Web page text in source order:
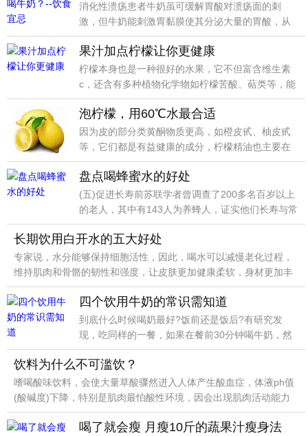
消化性溃疡患者牛奶虽可缓解胃酸对溃疡面的刺
激，但牛奶能刺激胃黏膜使其分泌大量的胃酸，从
而加重患者的病情。
果汁加点柠檬让你更健康
柠檬本身也是一种很好的水果，它不但富含维生素
c，还含有多种植物化学物如柠檬苦酸、萜类等，能
够最大程度地保护维生素c和提高免疫力，可以说是
所有鲜榨果汁的黄金搭档。
泡柠檬，用60℃水最合适
因为皮的部分类黄酮物质更高，如橙皮甙、柚皮甙
等，它们都是有益健康的成分，柠檬精油也主要在
皮里面，而切薄则有利于柠檬皮中的香气成分泡出
来。
盘点喝蜂蜜水的好处
(五)促进长寿前苏联学者曾调查了200多名百岁以上
的老人，其中有143人为养蜂人，证实他们长寿与常
吃蜂蜜有关。
长期饮用白开水的五大好处
专家说，水分能够保持细胞活性，因此，喝水可以减慢老化过程，
维持肌肉和骨骼的韧性和强度，让皮肤更加健康柔软，身材更加丰
满。
四个饮用牛奶的常识需知道
到底什么时候喝奶最好?饭前还是饭后?有研究发
现，吃同样的一餐，如果在餐前30分钟喝牛奶，然
后再吃饭，能有效降低餐后血糖反应。
饮料为什么不可滥饮？
嗜喝酸味饮料，会使大量草酸骤然进入人体产生酸血症，体液ph值
(酸碱度)下降，特别是肌肉最怕酸性环境，因会出现肌肉活动能力
下降，不易恢复，故应少饮此种饮料。
喝了就会瘦 月瘦10斤的蔬果汁瘦身法